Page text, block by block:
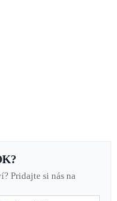
Pridajte si nás na